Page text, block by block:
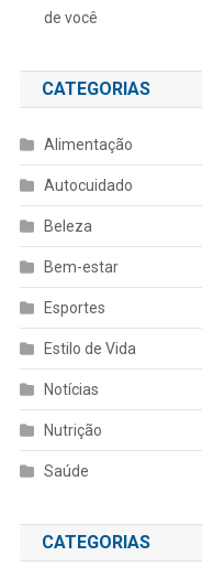
de você
CATEGORIAS
Alimentação
Autocuidado
Beleza
Bem-estar
Esportes
Estilo de Vida
Notícias
Nutrição
Saúde
CATEGORIAS